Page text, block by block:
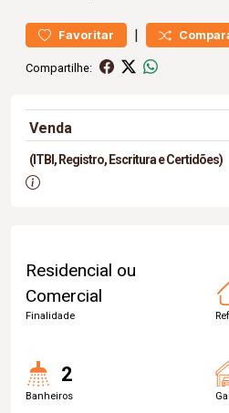
Favoritar |
Compartilhe:
Venda
(ITBI, Registro, Escritura e Certidões)
Residencial ou
Comercial
Finalidade
2
Banheiros